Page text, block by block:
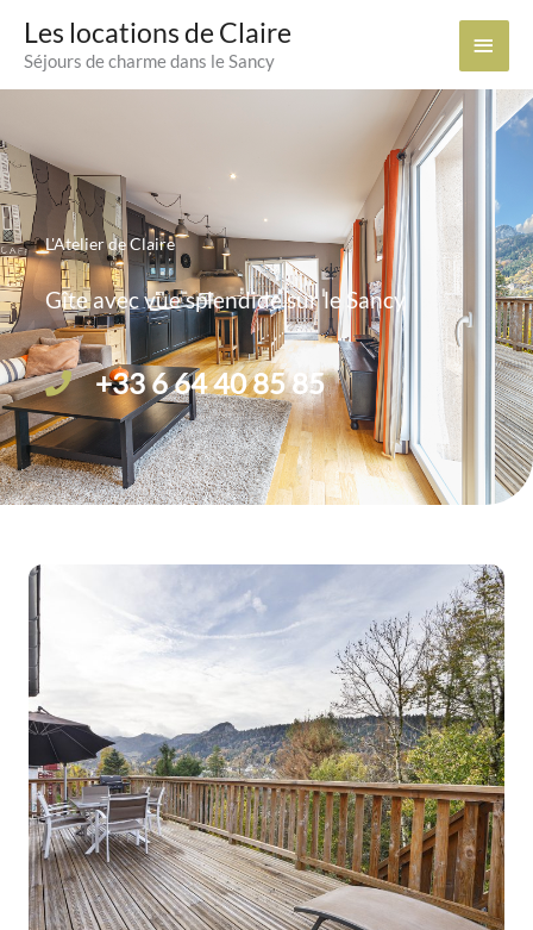
contenu
Les locations de Claire
Séjours de charme dans le Sancy
L'Atelier de Claire
Gîte avec vue splendide sur le Sancy
+33 6 64 40 85 85